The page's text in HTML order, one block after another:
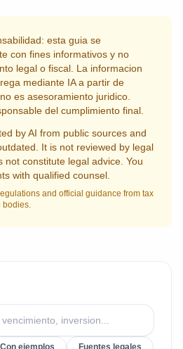
esta guia se
con fines informativos y no
legal o fiscal. La informacion
mediante IA a partir de
es asesoramiento juridico.
del cumplimiento final.
by AI from public sources and
It is not reviewed by legal
not constitute legal advice. You
with qualified counsel.
and official guidance from tax
bodies.
Con ejemplos Fuentes legales